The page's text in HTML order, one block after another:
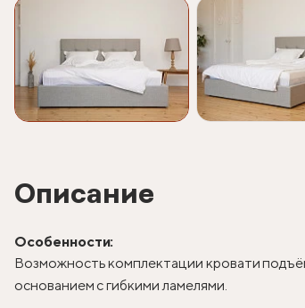
Описание
Особенности:
Возможность комплектации кровати
основанием с гибкими ламелями.